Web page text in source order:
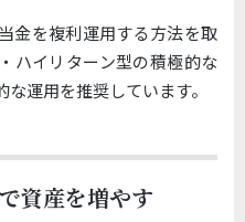
金を複利運用する方法を取
ハイリターン型の積極的な
運用を推奨しています。
資産を増やす